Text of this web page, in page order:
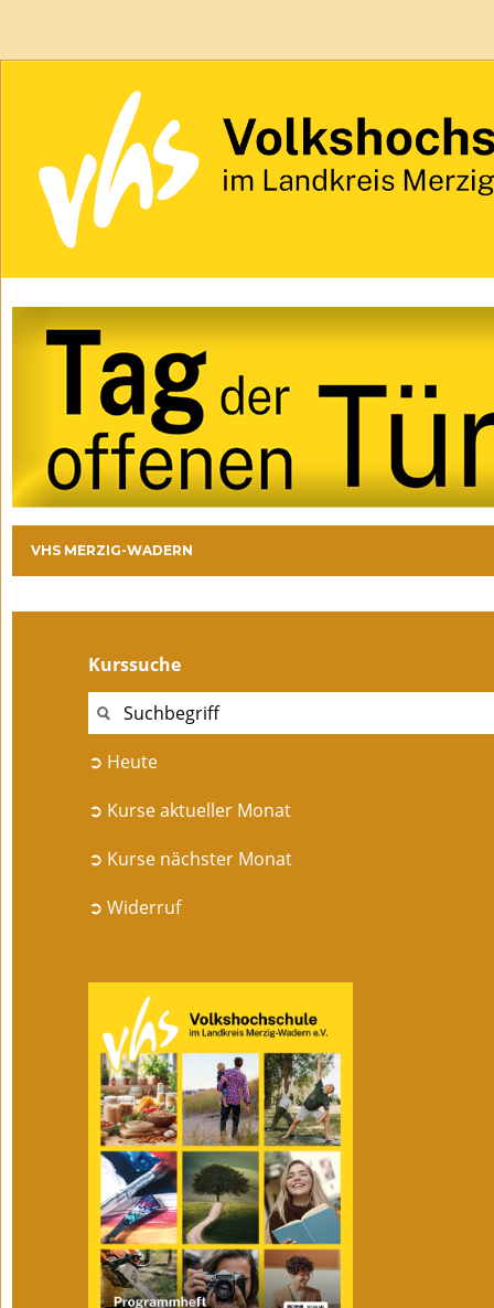
VHS MERZIG-WADERN
Kurssuche
➲ Heute
➲ Kurse aktueller Monat
➲ Kurse nächster Monat
➲ Widerruf